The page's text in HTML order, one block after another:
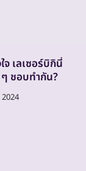
จ เลเซอร์บิกินี่
ๆ ชอบทำกัน?